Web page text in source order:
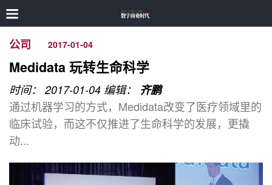
公司 2017-01-04
Medidata 玩转生命科学
时间： 2017-01-04 编辑： 齐鹏
通过机器学习的方式，Medidata改变了医疗领域里的
临床试验，而这不仅推进了生命科学的发展，更撬
动...